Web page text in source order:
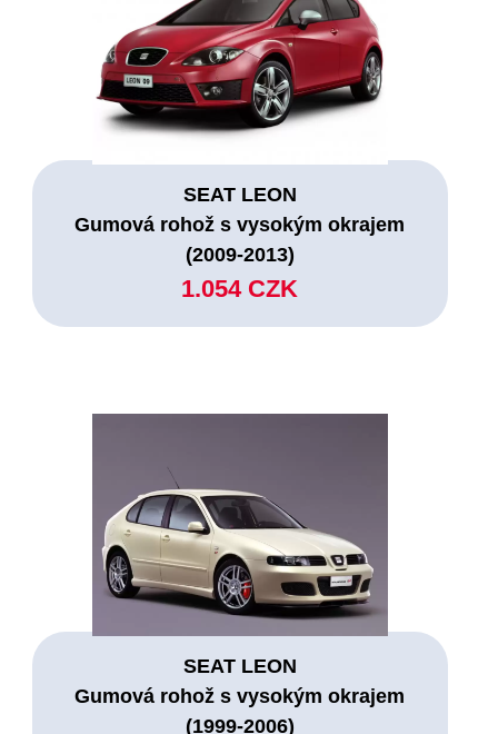
SEAT LEON
Gumová rohož s vysokým okrajem
(2009-2013)
1.054 CZK
SEAT LEON
Gumová rohož s vysokým okrajem
(1999-2006)